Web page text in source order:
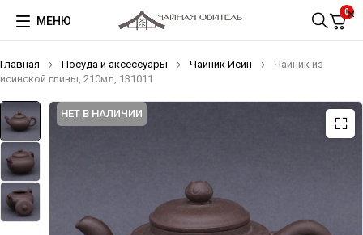
МЕНЮ
0
Главная Посуда и аксессуары Чайник Исин
Чайник из
исинской глины, 210мл, 131011
НЕТ В НАЛИЧИИ